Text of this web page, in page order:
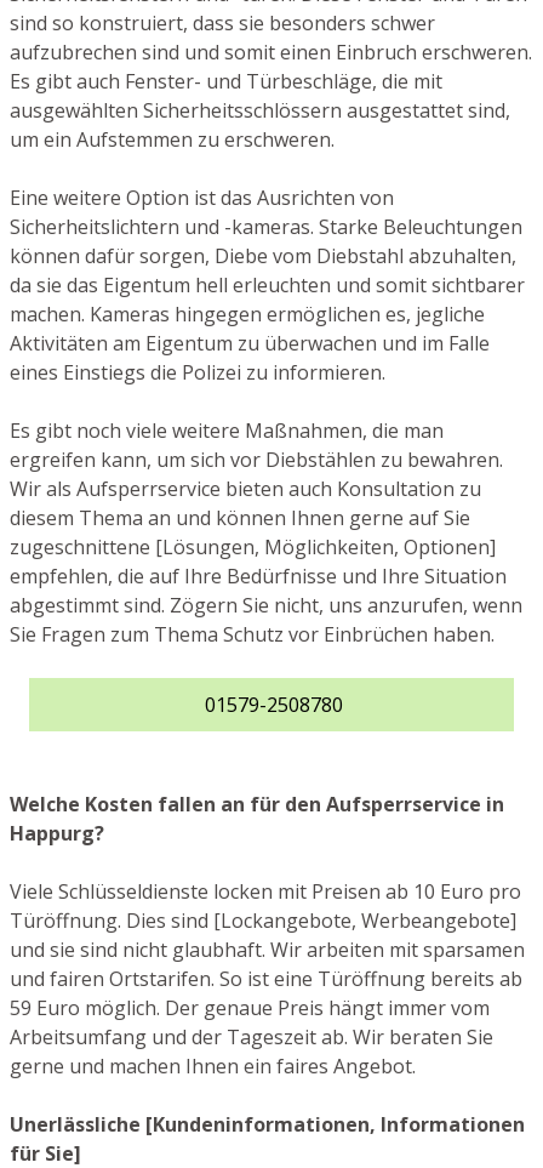
sind so konstruiert, dass sie besonders schwer
aufzubrechen sind und somit einen Einbruch erschweren.
Es gibt auch Fenster- und Türbeschläge, die mit
ausgewählten Sicherheitsschlössern ausgestattet sind,
um ein Aufstemmen zu erschweren.
Eine weitere Option ist das Ausrichten von
Sicherheitslichtern und -kameras. Starke Beleuchtungen
können dafür sorgen, Diebe vom Diebstahl abzuhalten,
da sie das Eigentum hell erleuchten und somit sichtbarer
machen. Kameras hingegen ermöglichen es, jegliche
Aktivitäten am Eigentum zu überwachen und im Falle
eines Einstiegs die Polizei zu informieren.
Es gibt noch viele weitere Maßnahmen, die man
ergreifen kann, um sich vor Diebstählen zu bewahren.
Wir als Aufsperrservice bieten auch Konsultation zu
diesem Thema an und können Ihnen gerne auf Sie
zugeschnittene [Lösungen, Möglichkeiten, Optionen]
empfehlen, die auf Ihre Bedürfnisse und Ihre Situation
abgestimmt sind. Zögern Sie nicht, uns anzurufen, wenn
Sie Fragen zum Thema Schutz vor Einbrüchen haben.
01579-2508780
Welche Kosten fallen an für den Aufsperrservice in
Happurg?
Viele Schlüsseldienste locken mit Preisen ab 10 Euro pro
Türöffnung. Dies sind [Lockangebote, Werbeangebote]
und sie sind nicht glaubhaft. Wir arbeiten mit sparsamen
und fairen Ortstarifen. So ist eine Türöffnung bereits ab
59 Euro möglich. Der genaue Preis hängt immer vom
Arbeitsumfang und der Tageszeit ab. Wir beraten Sie
gerne und machen Ihnen ein faires Angebot.
Unerlässliche [Kundeninformationen, Informationen
für Sie]